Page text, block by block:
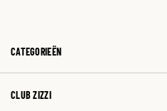
CATEGORIEËN
CLUB ZIZZI